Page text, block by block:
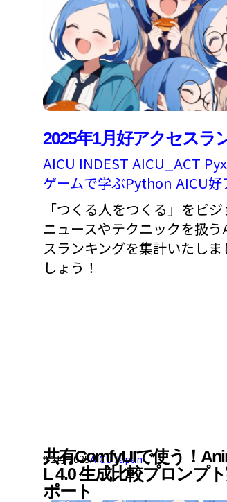
2025年1月好アクセスラ
AICU INDEST AICU_ACT
ゲームで学ぶPython AICU好
「つくる人をつくる」をビ
ニュースやテクニックを扱
スランキングを集計いたし
しょう！
共有ComfyUIで使う！
L 4.0 生成比較プロンプ
ポート
9 2月 2025AICU Japan